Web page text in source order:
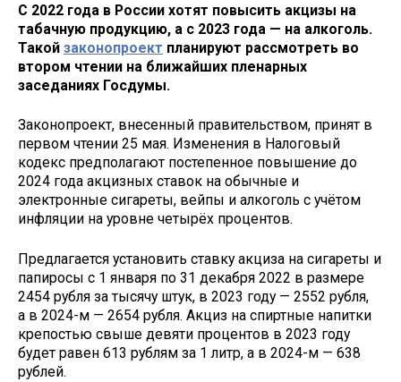
С 2022 года в России хотят повысить акцизы на
табачную продукцию, а с 2023 года — на алкоголь.
Такой законопроект планируют рассмотреть во
втором чтении на ближайших пленарных
заседаниях Госдумы.
Законопроект, внесенный правительством, принят в
первом чтении 25 мая. Изменения в Налоговый
кодекс предполагают постепенное повышение до
2024 года акцизных ставок на обычные и
электронные сигареты, вейпы и алкоголь с учётом
инфляции на уровне четырёх процентов.
Предлагается установить ставку акциза на сигареты и
папиросы с 1 января по 31 декабря 2022 в размере
2454 рубля за тысячу штук, в 2023 году — 2552 рубля,
а в 2024-м — 2654 рубля. Акциз на спиртные напитки
крепостью свыше девяти процентов в 2023 году
будет равен 613 рублям за 1 литр, а в 2024-м — 638
рублей.